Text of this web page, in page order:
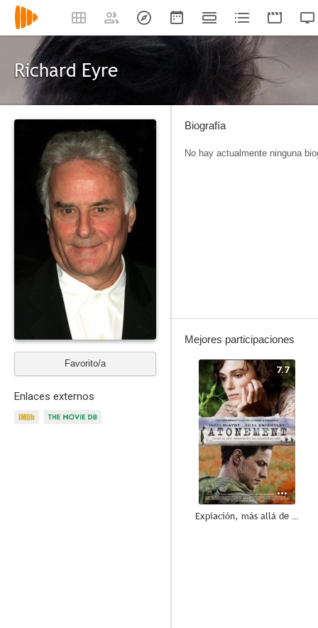
Richard Eyre
Favorito/a
Enlaces externos
Biografía
No hay actualmente ninguna
Mejores participaciones
7.7
Expiación, más allá de la pasión